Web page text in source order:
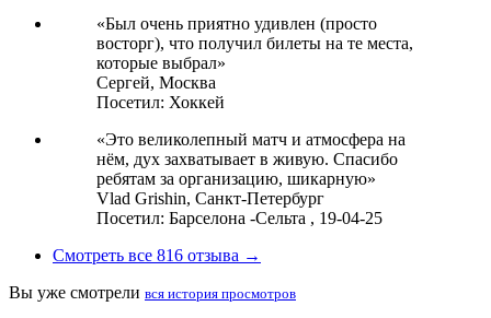
«Был очень приятно удивлен (просто
восторг), что получил билеты на те места,
которые выбрал»
Сергей, Москва
Посетил: Хоккей
«Это великолепный матч и атмосфера на
нём, дух захватывает в живую. Спасибо
ребятам за организацию, шикарную»
Vlad Grishin, Санкт-Петербург
Посетил: Барселона -Сельта , 19-04-25
Смотреть все 816 отзыва →
Вы уже смотрели вся история просмотров